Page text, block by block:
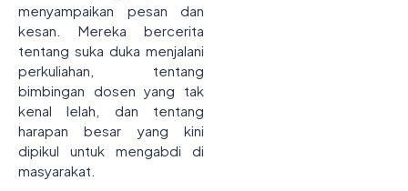
menyampaikan pesan dan
kesan. Mereka bercerita
tentang suka duka menjalani
perkuliahan, tentang
bimbingan dosen yang tak
kenal lelah, dan tentang
harapan besar yang kini
dipikul untuk mengabdi di
masyarakat.